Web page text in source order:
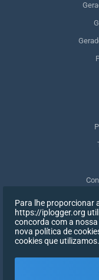
Para lhe proporcionar
https://iplogger.org
concorda com a
nova política de
cookies que